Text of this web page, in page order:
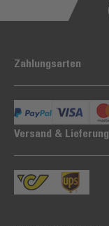
Zahlungsarten
Versand & Lieferung